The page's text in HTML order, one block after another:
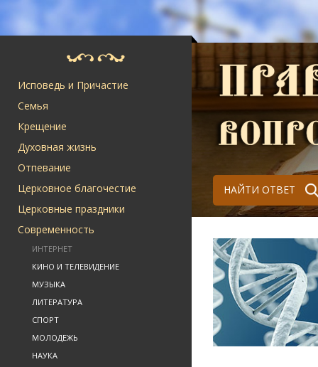
Исповедь и Причастие
Семья
Крещение
Духовная жизнь
Отпевание
Церковное благочестие
Церковные праздники
Современность
ИНТЕРНЕТ
КИНО И ТЕЛЕВИДЕНИЕ
МУЗЫКА
ЛИТЕРАТУРА
СПОРТ
МОЛОДЕЖЬ
НАУКА
НАЙТИ ОТВЕТ